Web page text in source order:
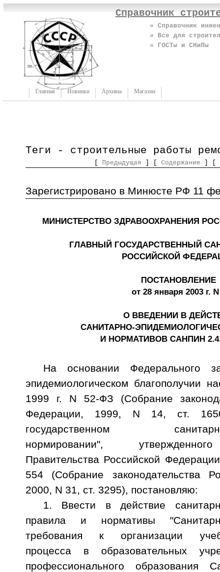
Справочник
» Справочник
» Все для
» ГОСТы и СНиПы
Главная Новинки Архивы Магазин
Теги - строительные работы
Предыдущая Содержание
Зарегистрировано в Минюсте РФ 11
МИНИСТЕРСТВО ЗДРАВООХРАНЕНИЯ
ГЛАВНЫЙ ГОСУДАРСТВЕННЫЙ
РОССИЙСКОЙ
ПОСТАНОВЛЕНИЕ
от 28 января 2003 г.
О ВВЕДЕНИИ В
САНИТАРНО-
И НОРМАТИВОВ САНПИН
На основании Федерального
эпидемиологическом благополучии
1999 г. N 52-ФЗ (Собрание
Федерации, 1999, N 14, ст.
государственном санитарно-
нормировании",
Правительства Российской
554 (Собрание законодательства
2000, N 31, ст. 3295), постановляю:
1. Ввести в действие
правила и нормативы "Санитарно-
требования к организации
процесса в образовательных
профессионального образования